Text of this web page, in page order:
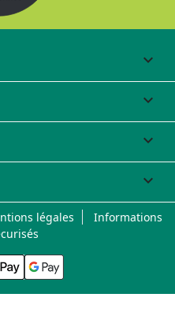



keyboard_arrow_down
légales
Informations